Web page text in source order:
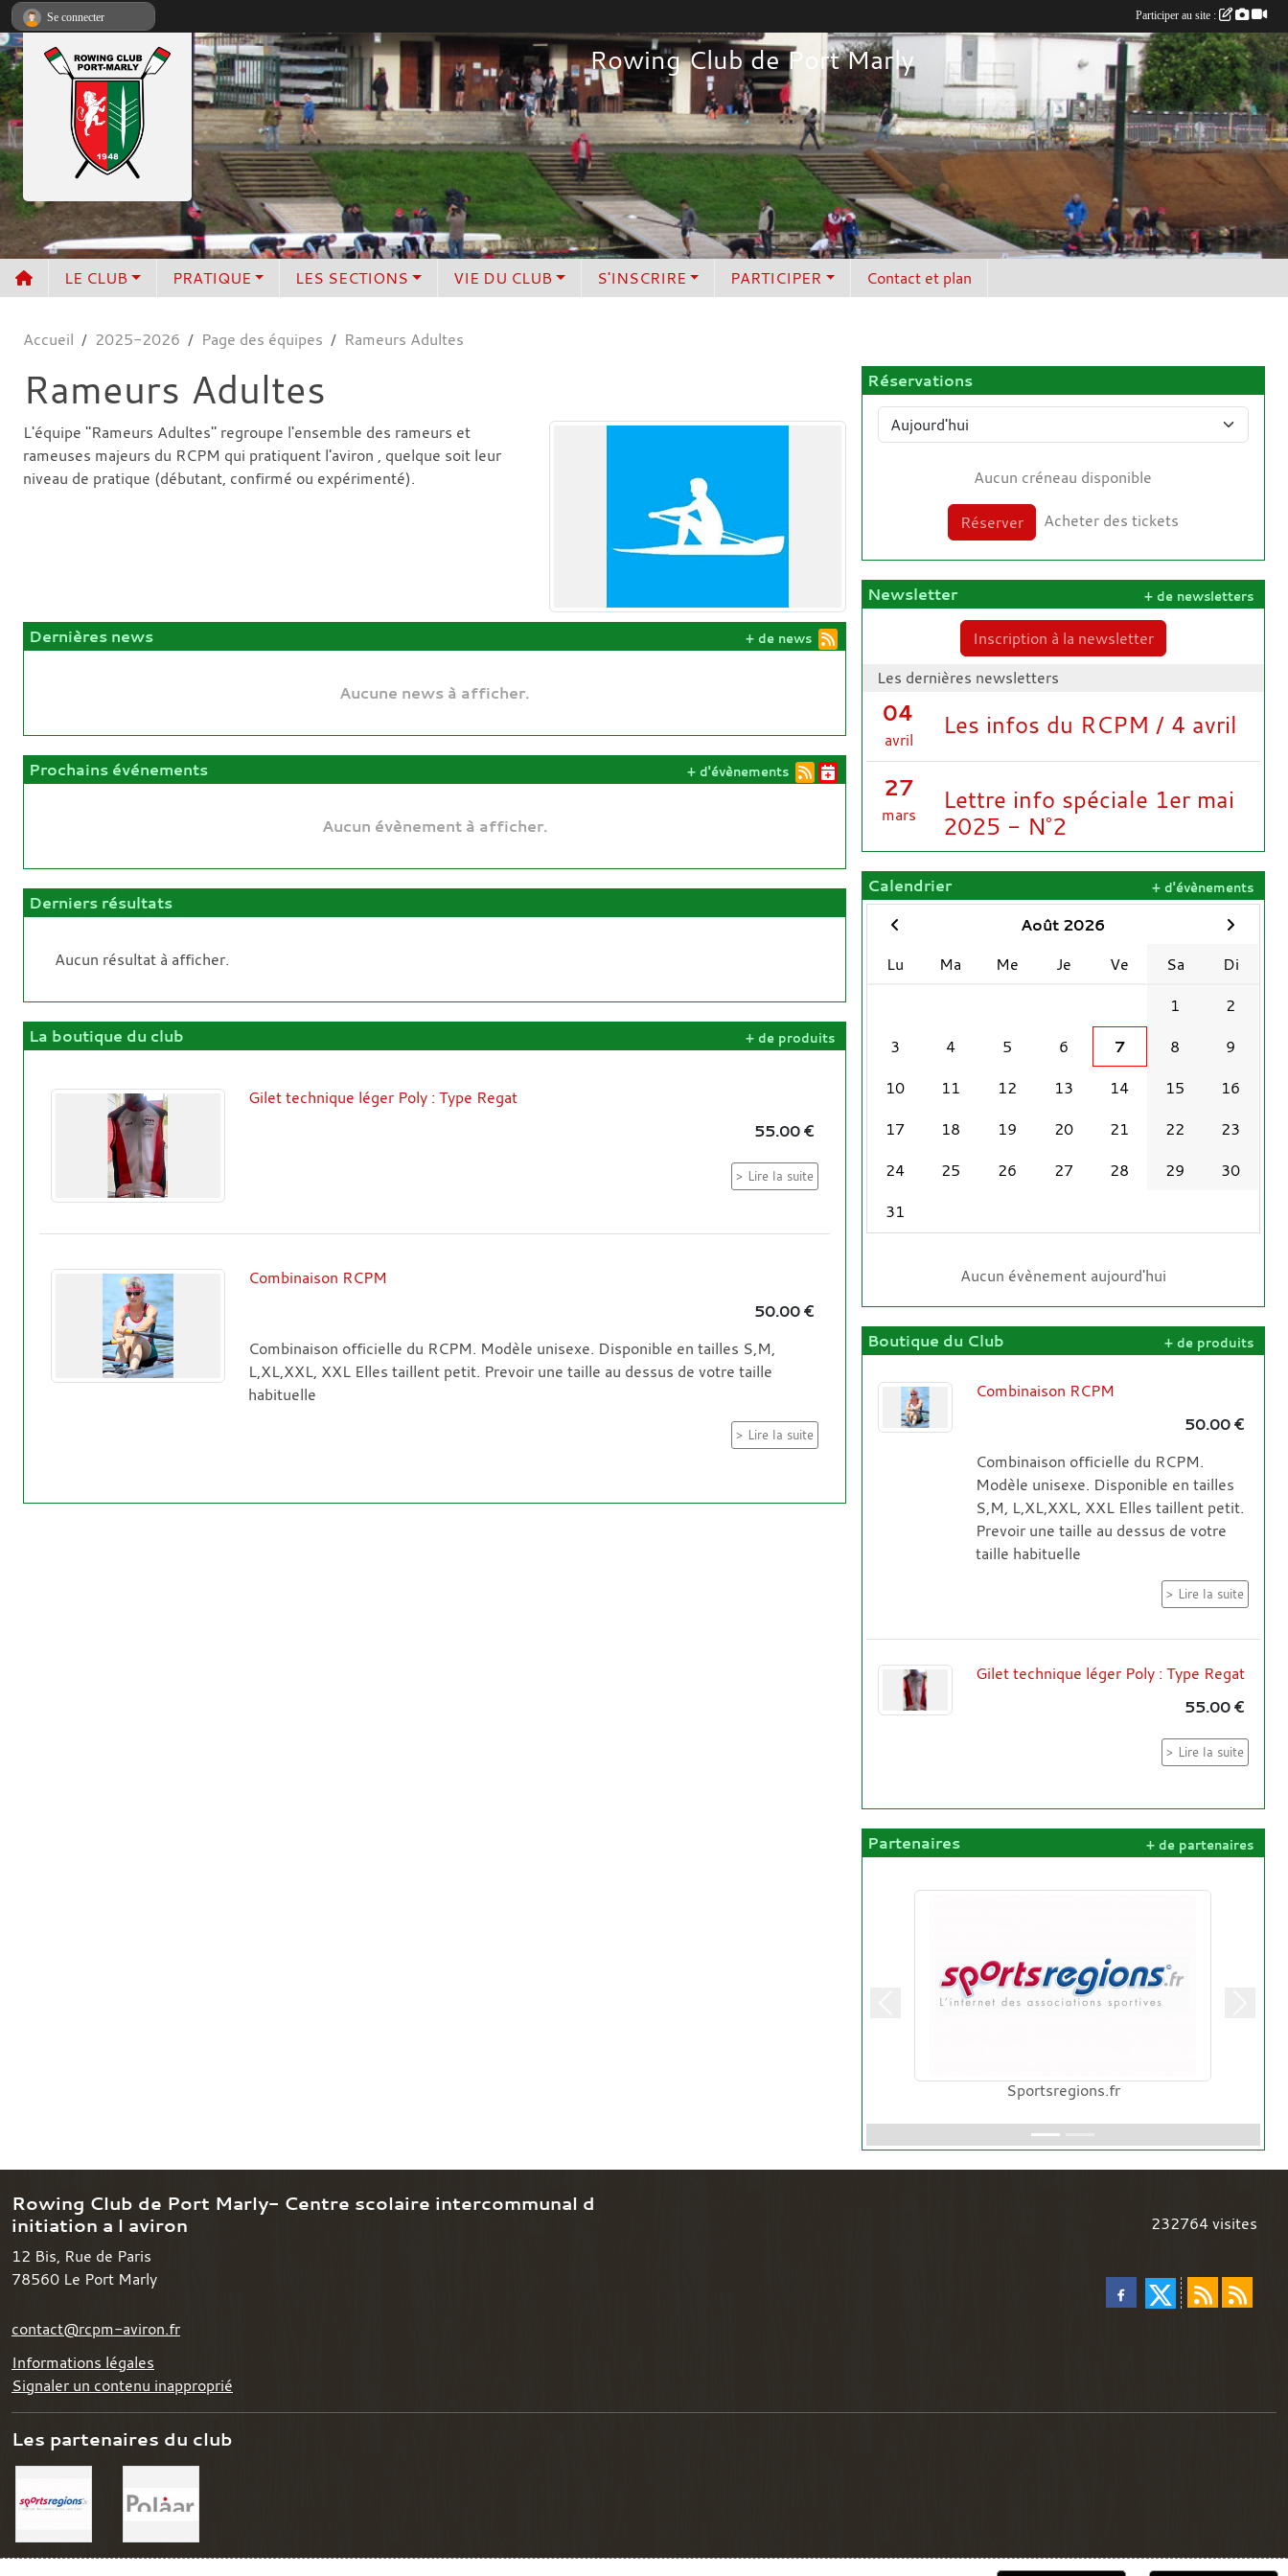
Rowing Club de Port Marly
LE CLUB PRATIQUE LES SECTIONS VIE DU CLUB S'INSCRIRE PARTICIPER Contact et plan
Accueil 2025-2026 Page des équipes Rameurs Adultes
Rameurs Adultes
L'équipe "Rameurs Adultes" regroupe l'ensemble des rameurs et
rameuses majeurs du RCPM qui pratiquent l'aviron , quelque soit leur
niveau de pratique (débutant, confirmé ou expérimenté).
Dernières news
Aucune news à afficher.
+ de news
Prochains événements
Aucun évènement à afficher.
+ d'évènements
Derniers résultats
Aucun résultat à afficher.
La boutique du club
Gilet technique léger Poly : Type Regat
55.00 €
Lire la suite
Combinaison RCPM
50.00 €
Combinaison officielle du RCPM. Modèle unisexe. Disponible en tailles S,M,
L,XL,XXL, XXL Elles taillent petit. Prevoir une taille au dessus de votre taille
habituelle
Lire la suite
+ de produits
Réservations
Aucun créneau disponible
Réserver Acheter des tickets
Newsletter
Inscription à la newsletter
Les dernières newsletters
04
avril Les infos du RCPM / 4 avril
27
mars
Lettre info spéciale 1er mai
2025 - N°2
+ de newsletters
Calendrier
Août 2026
Lu
Ma Me Je Ve Sa
Di
1
2
3
4 5 6 7 8
9
10
11 12 13 14 15
16
17
18 19 20 21 22
23
24
25 26 27 28 29
30
31
Aucun évènement aujourd'hui
+ d'évènements
Boutique du Club
Combinaison RCPM
50.00 €
Combinaison officielle du RCPM.
Modèle unisexe. Disponible en tailles
S,M, L,XL,XXL, XXL Elles taillent petit.
Prevoir une taille au dessus de votre
taille habituelle
Lire la suite
Gilet technique léger Poly : Type Regat
55.00 €
Lire la suite
+ de produits
Partenaires
Sportsregions.fr
+ de partenaires
Rowing Club de Port Marly- Centre scolaire intercommunal d
initiation a l aviron
12 Bis, Rue de Paris
78560 Le Port Marly
contact@rcpm-aviron.fr
Informations légales
Signaler un contenu inapproprié
232764visites
Les partenaires du club
Se connecter Participer au site :
Panneau de gestion des cookies